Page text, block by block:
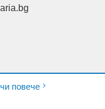
повече
права запазени.